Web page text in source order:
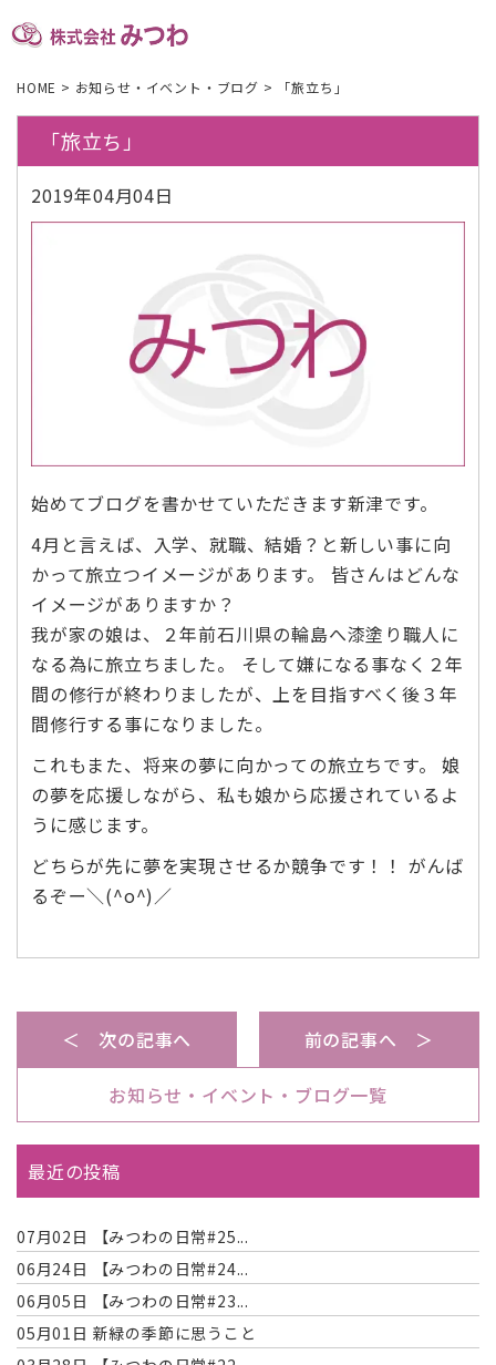
HOME > お知らせ・イベント・ブログ > 「旅立ち」
「旅立ち」
2019年04月04日
始めてブログを書かせていただきます新津です。
4月と言えば、入学、就職、結婚？と新しい事に向
かって旅立つイメージがあります。 皆さんはどんな
イメージがありますか？
我が家の娘は、２年前石川県の輪島へ漆塗り職人に
なる為に旅立ちました。 そして嫌になる事なく２年
間の修行が終わりましたが、上を目指すべく後３年
間修行する事になりました。
これもまた、将来の夢に向かっての旅立ちです。 娘
の夢を応援しながら、私も娘から応援されているよ
うに感じます。
どちらが先に夢を実現させるか競争です！！ がんば
るぞー＼(^o^)／
＜ 次の記事へ
お知らせ・イベント・ブログ一覧
前の記事へ ＞
最近の投稿
07月02日
【みつわの日常#25...
06月24日
【みつわの日常#24...
06月05日
【みつわの日常#23...
05月01日 新緑の季節に思うこと